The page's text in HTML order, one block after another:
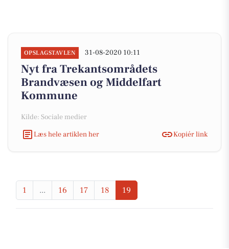
OPSLAGSTAVLEN 31-08-2020 10:11
Nyt fra Trekantsområdets
Brandvæsen og Middelfart
Kommune
Kilde: Sociale medier
Læs hele artiklen her
Kopiér link
1 ... 16 17 18 19